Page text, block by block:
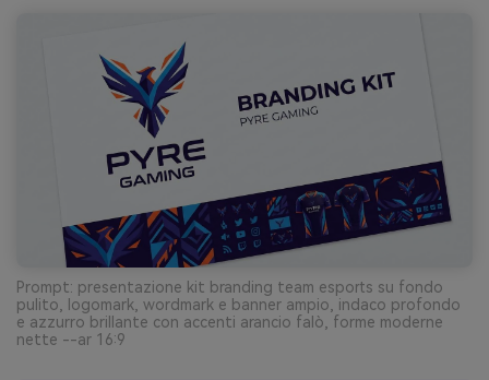
Prompt: presentazione kit branding team esports su fondo
pulito, logomark, wordmark e banner ampio, indaco profondo
e azzurro brillante con accenti arancio falò, forme moderne
nette --ar 16:9